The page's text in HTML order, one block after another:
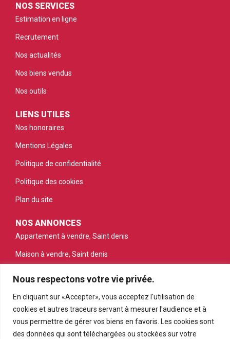
Nous respectons votre vie privée.
En cliquant sur «Accepter», vous acceptez l'utilisation de
cookies et autres traceurs servant à mesurer l'audience et à
vous permettre de gérer vos biens en favoris. Les cookies sont
des données qui sont téléchargées ou stockées sur votre
NOS SERVICES
Estimation en ligne
Recrutement
Nos actualités
Nos biens vendus
Nos outils
LIENS UTILES
Nos honoraires
Mentions Légales
Politique de confidentialité
Politique des cookies
Plan du site
NOS ANNONCES
Appartement à vendre, Saint denis
Maison à vendre, Saint denis
Appartement à vendre, Le tampon
Terrain à vendre, Petite ile